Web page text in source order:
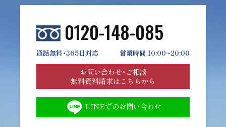
0120-148-085
通話無料・365日対応 営業時間 10:00~20:00
お問い合わせ・ご相談
無料資料請求はこちらから
LINEでのお問い合わせ